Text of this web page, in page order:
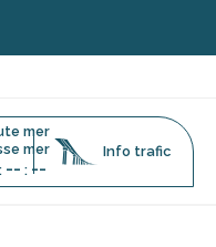
mer
mer
: -- : --
Info trafic